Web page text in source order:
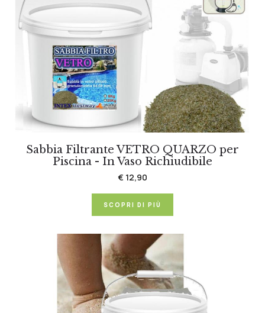
Sabbia Filtrante VETRO QUARZO per
Piscina - In Vaso Richiudibile
€ 12,90
SCOPRI DI PIÙ